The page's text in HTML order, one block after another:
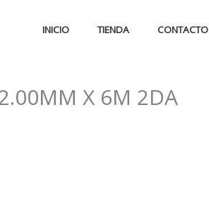
INICIO TIENDA CONTACTO
X 6M 2DA